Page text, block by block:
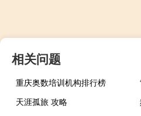
相关问题
重庆奥数培训机构排行榜
天涯孤旅 攻略